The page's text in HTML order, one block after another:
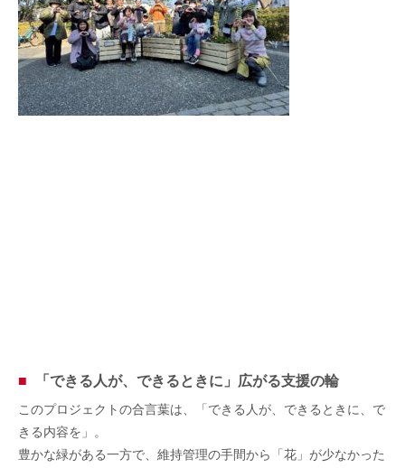
「できる人が、できるときに」広がる支援の輪
このプロジェクトの合言葉は、「できる人が、できるときに、で
きる内容を」。
豊かな緑がある一方で、維持管理の手間から「花」が少なかった